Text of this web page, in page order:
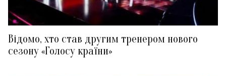
Відомо, хто став другим тренером нового
сезону «Голосу країни»